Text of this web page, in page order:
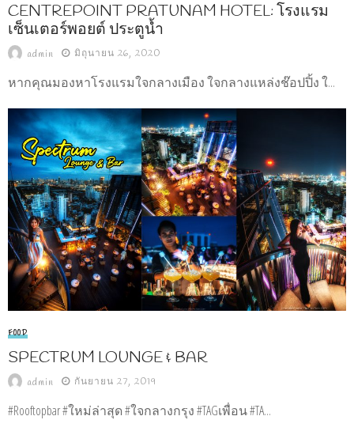
CENTREPOINT PRATUNAM HOTEL: โรงแรม
เซ็นเตอร์พอยต์ ประตูน้ำ
admin มิถุนายน 26, 2020
หากคุณมองหาโรงแรมใจกลางเมือง ใจกลางแหล่งช๊อปปิ้ง ใ...
FOOD
SPECTRUM LOUNGE & BAR
admin กันยายน 27, 2019
#Rooftopbar #ใหม่ล่าสุด #ใจกลางกรุง #TAGเพื่อน #TA...